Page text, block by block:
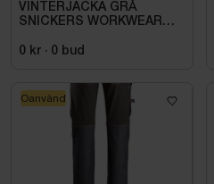
VINTERJACKA GRÅ
SNICKERS WORKWEAR
004 (S)
0 kr · 0 bud
Oanvänd